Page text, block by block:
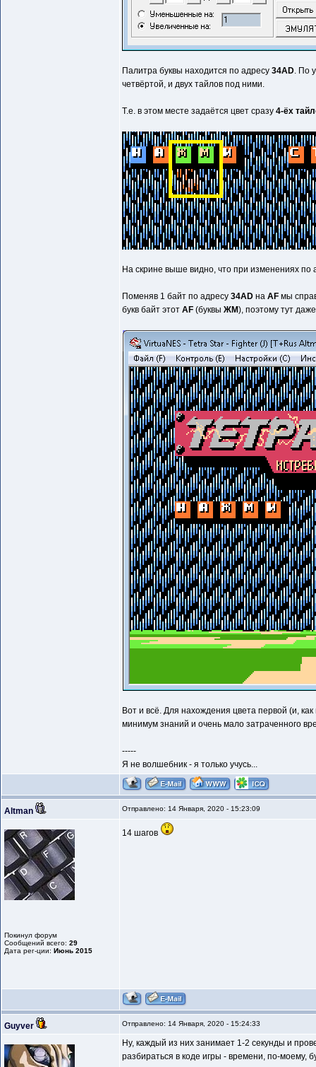
Палитра буквы находится по адресу 34AD. По
четвёртой, и двух тайлов под ними.
Т.е. в этом месте задаётся цвет сразу 4-ёх
На скрине выше видно, что при изменениях по
Поменяв 1 байт по адресу 34AD на AF мы
букв байт этот AF (буквы ЖМ), поэтому тут
Вот и всё. Для нахождения цвета первой (и,
минимум знаний и очень мало затраченного
-----
Я не волшебник - я только учусь...
Altman Отправлено: 14 Января, 2020 - 15:23:09
Покинул форум
Сообщений всего: 29
Дата рег-ции: Июнь 2015
14 шагов
Guyver Отправлено: 14 Января, 2020 - 15:24:33
Ну, каждый из них занимает 1-2 секунды и
разбираться в коде игры - времени, по-моему,